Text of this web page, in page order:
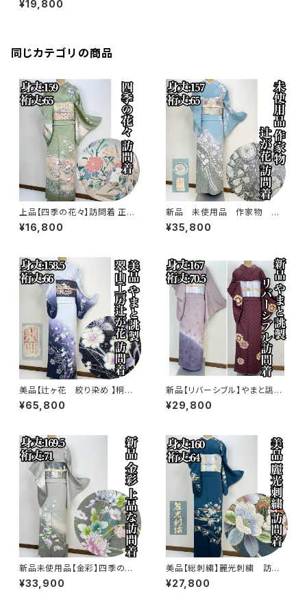
¥19,800
同じカテゴリの商品
上品【四季の花々】訪問着 正絹
袷 s779
¥16,800
新品 未使用品 作家物 絞り
染め【辻ヶ花 】訪問着 正絹 袷 s
778
¥35,800
美品【辻ヶ花 絞り染め 】桐谷
翠山工房 訪問着 正絹 袷 s77
3
¥65,800
新品【リバーシブル】やまと誂
製 正絹 袷 訪問着s771
¥29,800
新品未使用品【金彩】四季の
花々 訪問着 正絹 袷 ガード加
工済s763
¥33,900
美品【総刺繍】麗光刺繍 訪問
着 正絹 袷 s761
¥27,800